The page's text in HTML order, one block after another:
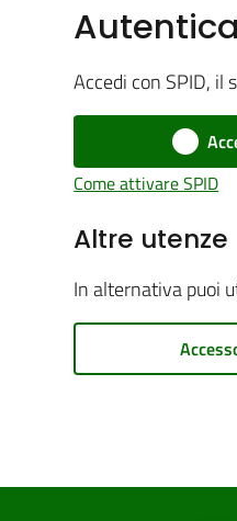
Accedi con SPID, il
Come attivare SPID
Altre utenze
In alternativa puoi